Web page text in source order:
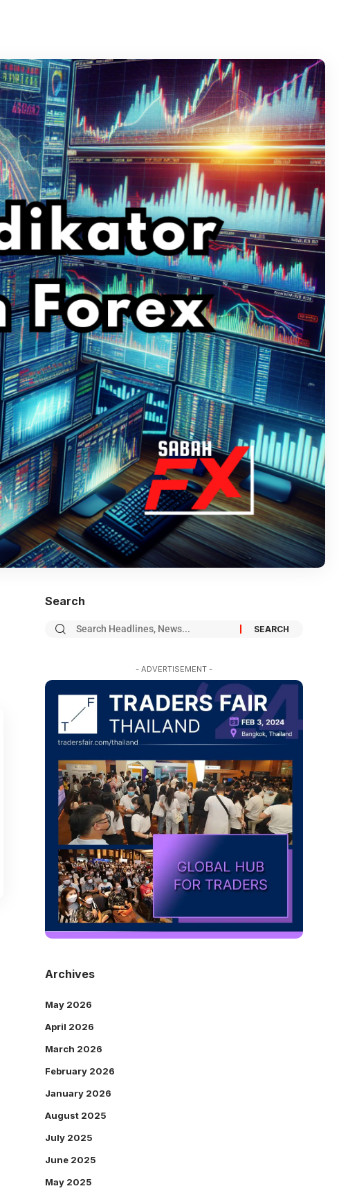
Search
- ADVERTISEMENT -
Archives
May 2026
April 2026
March 2026
February 2026
January 2026
August 2025
July 2025
June 2025
May 2025